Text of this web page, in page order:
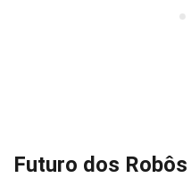
Futuro dos